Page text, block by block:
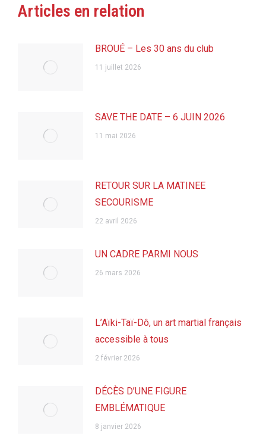
Articles en relation
BROUÉ – Les 30 ans du club
11 juillet 2026
SAVE THE DATE – 6 JUIN 2026
11 mai 2026
RETOUR SUR LA MATINEE
SECOURISME
22 avril 2026
UN CADRE PARMI NOUS
26 mars 2026
L’Aïki-Taï-Dô, un art martial français
accessible à tous
2 février 2026
DÉCÈS D’UNE FIGURE
EMBLÉMATIQUE
8 janvier 2026